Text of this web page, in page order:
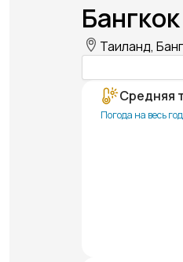
Таиланд,
Средняя
Погода на весь год